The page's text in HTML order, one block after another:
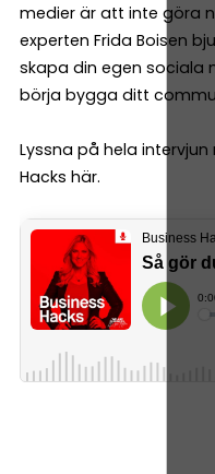
medier är att inte göra
experten Frida Boisen
skapa din egen sociala
börja bygga ditt
Lyssna på hela
Hacks här.